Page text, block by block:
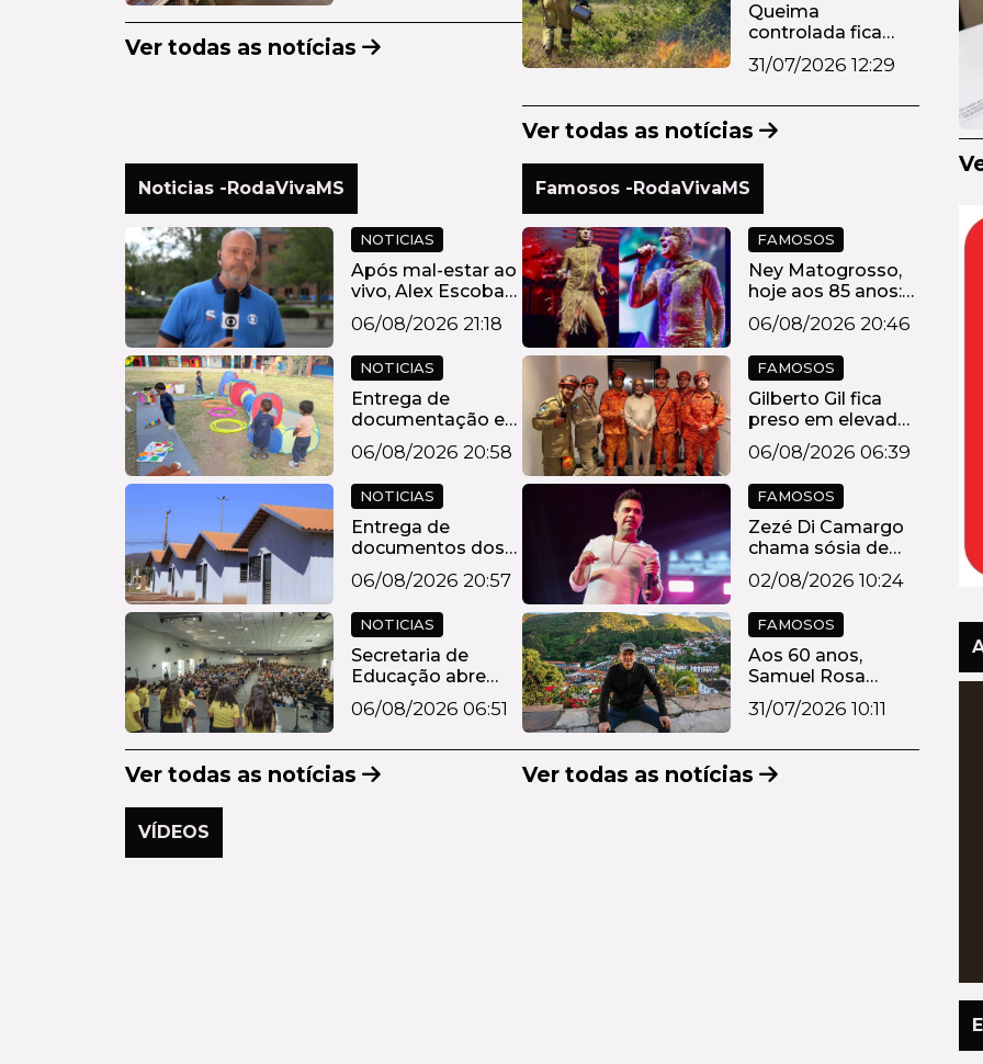
Ver todas as notícias
Queima
controlada fica
suspensa em
Mato Grosso ...
31/07/2026 12:29
Ver todas as notícias
Noticias -RodaVivaMS
NOTICIAS
Após mal-estar ao
vivo, Alex Escobar
descobre t...
06/08/2026 21:18
NOTICIAS
Entrega de
documentação e
títulos para
Processo...
06/08/2026 20:58
NOTICIAS
Entrega de
documentos dos
Ipês I e II começa
na...
06/08/2026 20:57
NOTICIAS
Secretaria de
Educação abre
inscrições para
19ª...
06/08/2026 06:51
Ver todas as notícias
Famosos -RodaVivaMS
FAMOSOS
Ney Matogrosso,
hoje aos 85 anos:
'Faço gin...
06/08/2026 20:46
FAMOSOS
Gilberto Gil fica
preso em elevador
e é resgata...
06/08/2026 06:39
FAMOSOS
Zezé Di Camargo
chama sósia de
ridículo e o blo...
02/08/2026 10:24
FAMOSOS
Aos 60 anos,
Samuel Rosa
constrói casa onde
pre...
31/07/2026 10:11
Ver todas as notícias
VÍDEOS